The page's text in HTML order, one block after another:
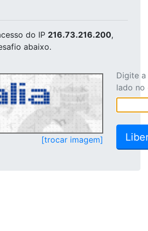
do IP 216.73.216.200,
abaixo.
[trocar imagem]
Digite
lado no